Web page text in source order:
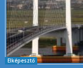
Elképesztő